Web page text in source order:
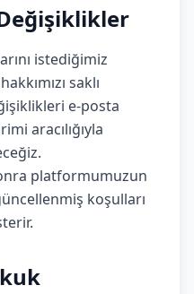
istediğimiz
saklı
e-posta
aracılığıyla
platformumuzun
koşulları